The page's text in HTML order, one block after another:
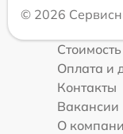
© 2026
Оплата и
Контакты
Вакансии
О